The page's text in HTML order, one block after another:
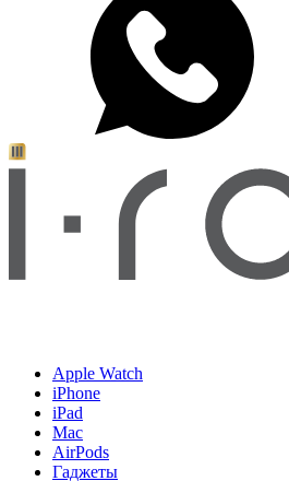
Apple Watch
iPhone
iPad
Mac
AirPods
Гаджеты